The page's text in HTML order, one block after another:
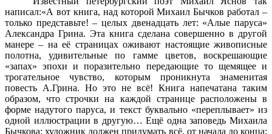
написал:«А вот книга, над которой Михаил Бычков работал –
только представьте! – целых двенадцать лет: «Алые паруса»
Александра Грина. Эта книга сделана совершенно в другой
манере – на её страницах оживают настоящие живописные
полотна, удивительные по гамме цветов, воскрешающие
«запах» эпохи и поразительно передающие то щемящее и
трогательное чувство, которым проникнута знаменитая
повесть А.Грина. Но это не всё! Книга напечатана таким
образом, что строчки на каждой странице расположены в
форме надутого паруса, и текст буквально «переплывает» из
одной иллюстрации в другую… Ещё одна заповедь Михаила
Бычкова: художник должен придумать всё, от начала до конца: